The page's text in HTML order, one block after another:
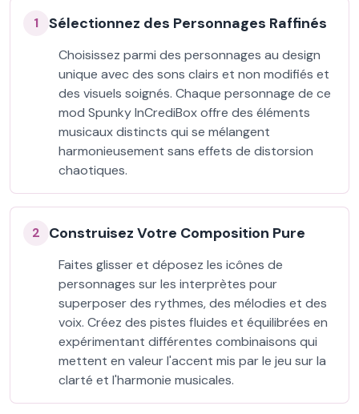
1 Sélectionnez des Personnages Raffinés
Choisissez parmi des personnages au design
unique avec des sons clairs et non modifiés et
des visuels soignés. Chaque personnage de ce
mod Spunky InCrediBox offre des éléments
musicaux distincts qui se mélangent
harmonieusement sans effets de distorsion
chaotiques.
2 Construisez Votre Composition Pure
Faites glisser et déposez les icônes de
personnages sur les interprètes pour
superposer des rythmes, des mélodies et des
voix. Créez des pistes fluides et équilibrées en
expérimentant différentes combinaisons qui
mettent en valeur l'accent mis par le jeu sur la
clarté et l'harmonie musicales.